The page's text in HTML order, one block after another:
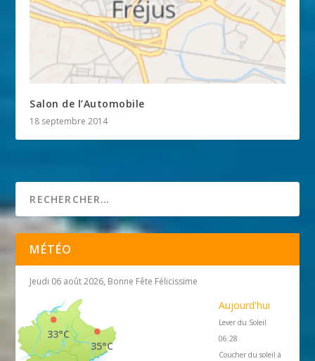
Salon de l’Automobile
18 septembre 2014
MÉTÉO
Jeudi 06 août 2026, Bonne Fête Félicissime
35°C
33°C
Aujourd'hui
Lever du Soleil
06:28
Coucher du soleil à